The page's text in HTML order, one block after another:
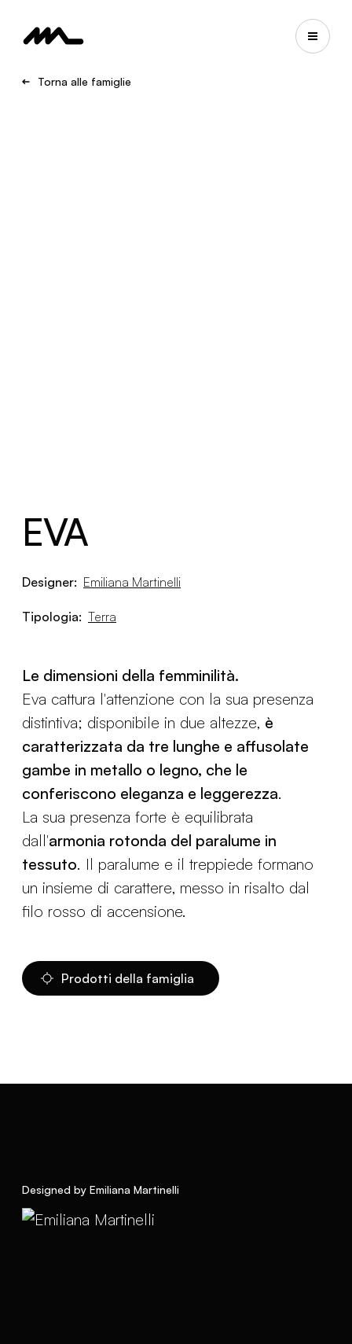
Torna alle famiglie
EVA
Designer: Emiliana Martinelli
Tipologia: Terra
Le dimensioni della femminilità.
Eva cattura l'attenzione con la sua presenza
distintiva; disponibile in due altezze, è
caratterizzata da tre lunghe e affusolate
gambe in metallo o legno, che le
conferiscono eleganza e leggerezza.
La sua presenza forte è equilibrata
dall'armonia rotonda del paralume in
tessuto. Il paralume e il treppiede formano
un insieme di carattere, messo in risalto dal
filo rosso di accensione.
Prodotti della famiglia
Designed by Emiliana Martinelli